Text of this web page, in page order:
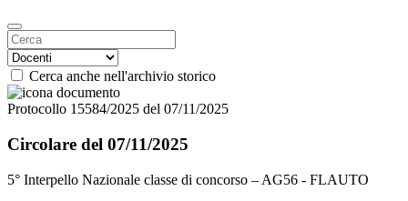
Cerca anche nell'archivio storico
Protocollo 15584/2025 del 07/11/2025
Circolare del 07/11/2025
5° Interpello Nazionale classe di concorso – AG56 - FLAUTO